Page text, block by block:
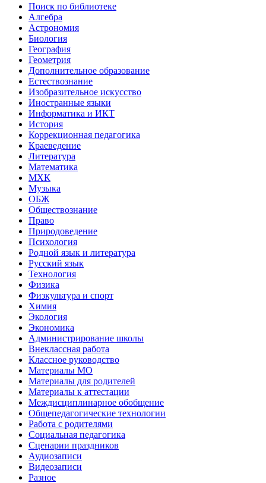
Поиск по библиотеке
Алгебра
Астрономия
Биология
География
Геометрия
Дополнительное образование
Естествознание
Изобразительное искусство
Иностранные языки
Информатика и ИКТ
История
Коррекционная педагогика
Краеведение
Литература
Математика
МХК
Музыка
ОБЖ
Обществознание
Право
Природоведение
Психология
Родной язык и литература
Русский язык
Технология
Физика
Физкультура и спорт
Химия
Экология
Экономика
Администрирование школы
Внеклассная работа
Классное руководство
Материалы МО
Материалы для родителей
Материалы к аттестации
Междисциплинарное обобщение
Общепедагогические технологии
Работа с родителями
Социальная педагогика
Сценарии праздников
Аудиозаписи
Видеозаписи
Разное